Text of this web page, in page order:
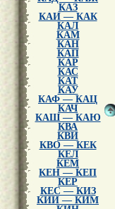
КАЗ
КАИ — КАК
КАЛ
КАМ
КАН
КАП
КАР
КАС
КАТ
КАУ
КАФ — КАЦ
КАЧ
КАШ — КАЮ
КВА
КВИ
КВО — КЕК
КЕЛ
КЕМ
КЕН — КЕП
КЕР
КЕС — КИЗ
КИИ — КИМ